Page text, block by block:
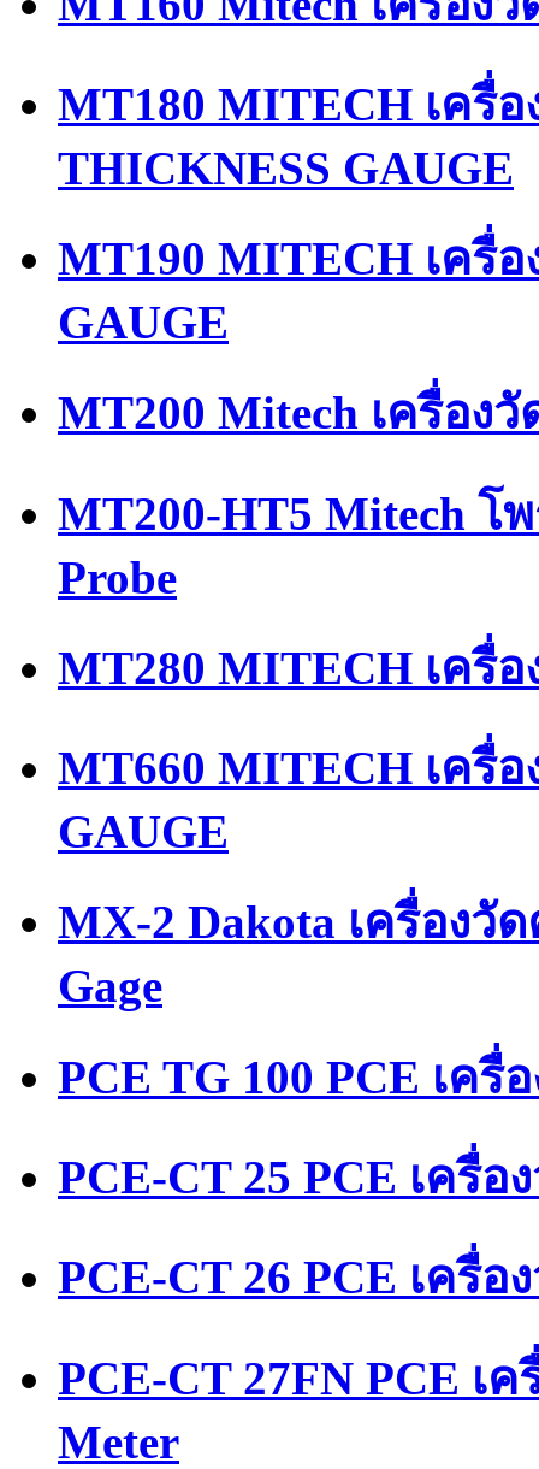
MT180 MITECH เครื่
THICKNESS GAUGE
MT190 MITECH เครื่
GAUGE
MT200 Mitech เครื่อง
MT200-HT5 Mitech โ
Probe
MT280 MITECH เครื่
MT660 MITECH เครื่
GAUGE
MX-2 Dakota เครื่องวั
Gage
PCE TG 100 PCE เค
PCE-CT 25 PCE เครื่
PCE-CT 26 PCE เครื่
PCE-CT 27FN PCE เ
Meter